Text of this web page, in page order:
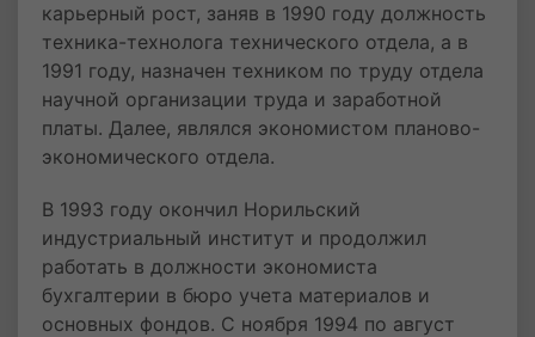
карьерный рост, заняв в 1990 году должность
техника-технолога технического отдела, а в
1991 году, назначен техником по труду отдела
научной организации труда и заработной
платы. Далее, являлся экономистом планово-
экономического отдела.
В 1993 году окончил Норильский
индустриальный институт и продолжил
работать в должности экономиста
бухгалтерии в бюро учета материалов и
основных фондов. С ноября 1994 по август